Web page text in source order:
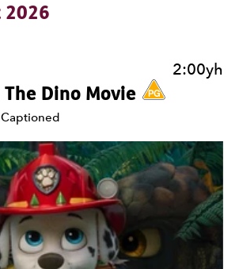
2026
The Dino Movie Gradd PG.
2:00yh